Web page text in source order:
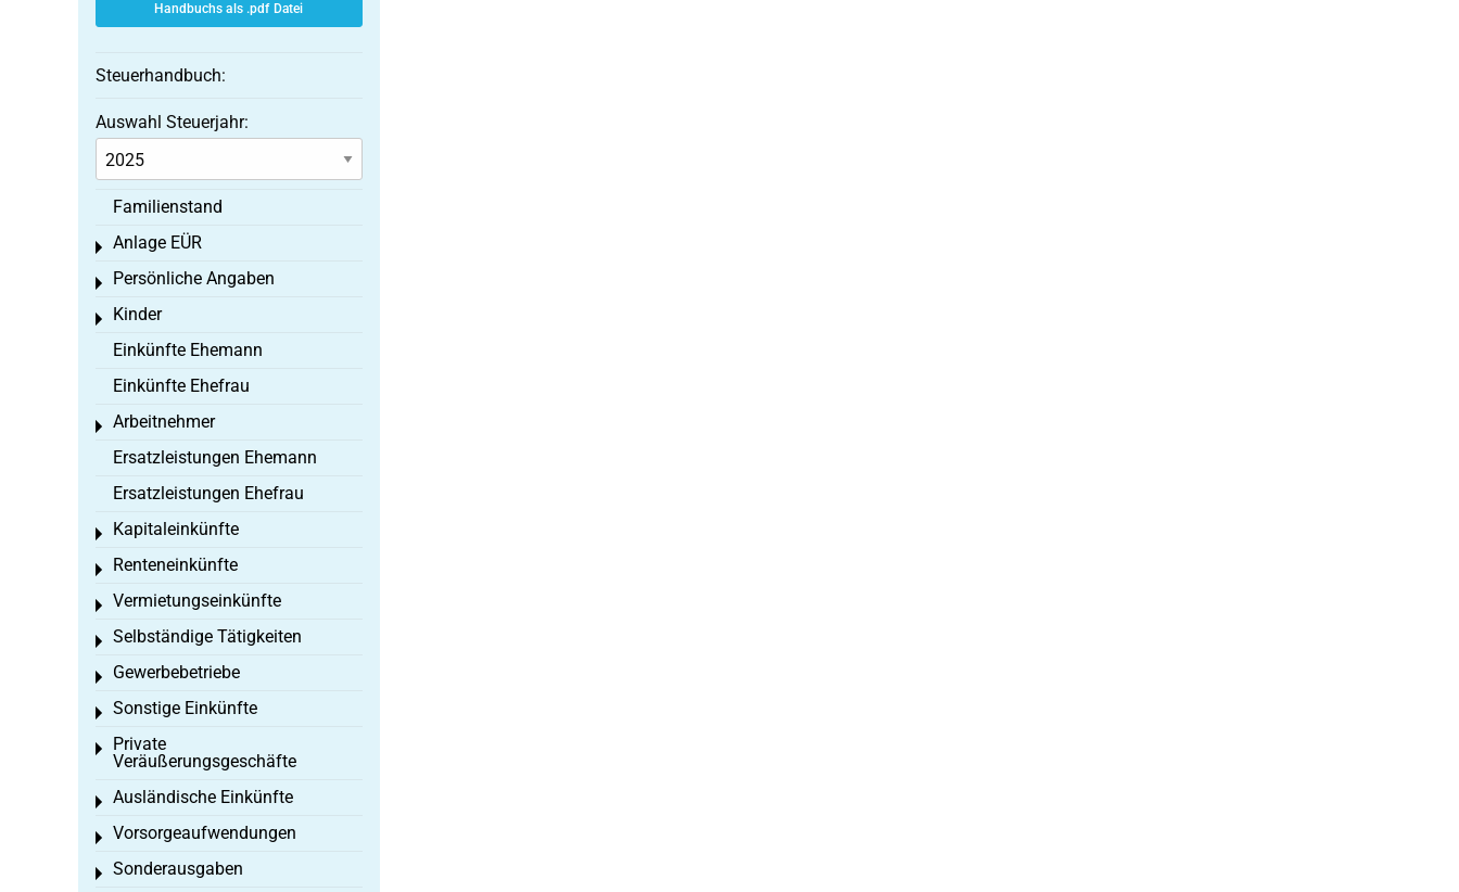
Handbuchs als .pdf Datei
Steuerhandbuch:
Auswahl Steuerjahr:
Familienstand
Anlage EÜR
Toggle menu
Persönliche Angaben
Toggle menu
Kinder
Toggle menu
Einkünfte Ehemann
Einkünfte Ehefrau
Arbeitnehmer
Toggle menu
Ersatzleistungen Ehemann
Ersatzleistungen Ehefrau
Kapitaleinkünfte
Toggle menu
Renteneinkünfte
Toggle menu
Vermietungseinkünfte
Toggle menu
Selbständige Tätigkeiten
Toggle menu
Gewerbebetriebe
Toggle menu
Sonstige Einkünfte
Toggle menu
Private
Veräußerungsgeschäfte
Toggle menu
Ausländische Einkünfte
Toggle menu
Vorsorgeaufwendungen
Toggle menu
Sonderausgaben
Toggle menu